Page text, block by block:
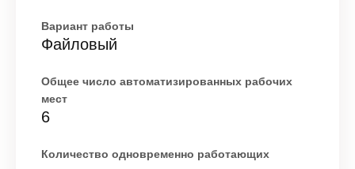
Вариант работы
Файловый
Общее число автоматизированных рабочих
мест
6
Количество одновременно работающих